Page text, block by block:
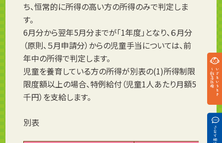
ち、恒常的に所得の高い方の所得のみで判定しま
す。
6月分から翌年5月分までが「1年度」となり、６月分
（原則、５月申請分）からの児童手当については、前
年中の所得で判定します。
児童を養育している方の所得が別表の(1)所得制限
限度額以上の場合、特例給付（児童1人あたり月額5
千円）を支給します。
別表